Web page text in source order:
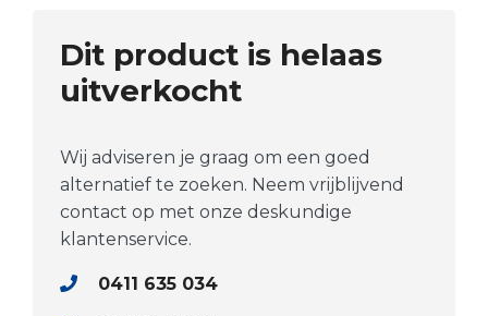
Dit product is helaas
uitverkocht
Wij adviseren je graag om een goed
alternatief te zoeken. Neem vrijblijvend
contact op met onze deskundige
klantenservice.
0411 635 034